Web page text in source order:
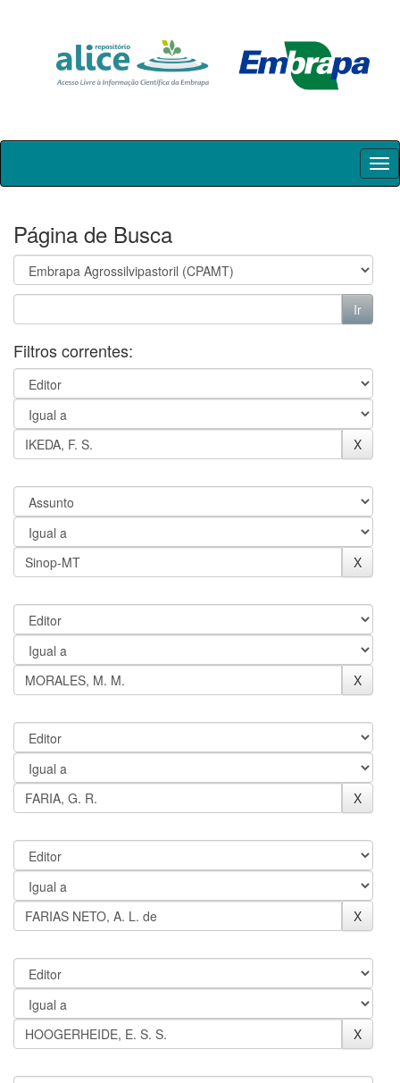
Skip
Página de Busca
Filtros correntes: